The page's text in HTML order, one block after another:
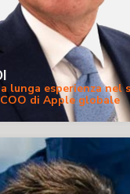
lunga esperienza nel
di Apple globale